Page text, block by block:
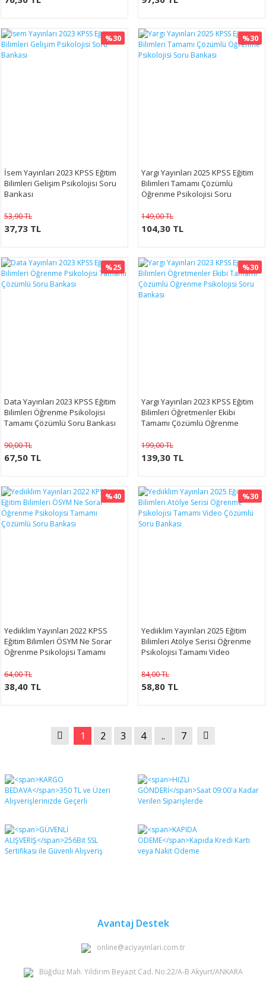
%30
İsem Yayınları 2023 KPSS Eğitim
Bilimleri Gelişim Psikolojisi Soru
Bankası
53,90 TL
37,73 TL
%30
Yargı Yayınları 2025 KPSS Eğitim
Bilimleri Tamamı Çözümlü
Öğrenme Psikolojisi Soru
149,00 TL
104,30 TL
%25
Data Yayınları 2023 KPSS Eğitim
Bilimleri Öğrenme Psikolojisi
Tamamı Çözümlü Soru Bankası
90,00 TL
67,50 TL
%30
Yargı Yayınları 2023 KPSS Eğitim
Bilimleri Öğretmenler Ekibi
Tamamı Çözümlü Öğrenme
199,00 TL
139,30 TL
%40
Yediiklim Yayınları 2022 KPSS
Eğitim Bilimleri ÖSYM Ne Sorar
Öğrenme Psikolojisi Tamamı
64,00 TL
38,40 TL
%30
Yediiklim Yayınları 2025 Eğitim
Bilimleri Atölye Serisi Öğrenme
Psikolojisi Tamamı Video
84,00 TL
58,80 TL
1 2 3 4 .. 7
Avantaj Destek
online@aciyayinlari.com.tr
Büğdüz Mah. Yıldırım Beyazıt Cad. No:22/A-B Akyurt/ANKARA